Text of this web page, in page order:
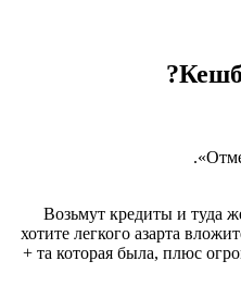
Возьмут кредиты и туда
хотите легкого азарта
+ та которая была, плюс